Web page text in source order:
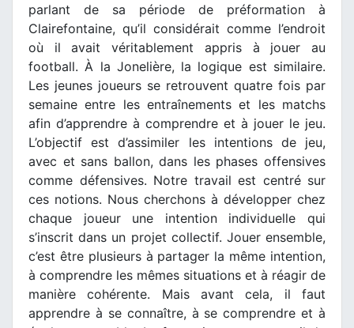
parlant de sa période de préformation à
Clairefontaine, qu’il considérait comme l’endroit
où il avait véritablement appris à jouer au
football. À la Jonelière, la logique est similaire.
Les jeunes joueurs se retrouvent quatre fois par
semaine entre les entraînements et les matchs
afin d’apprendre à comprendre et à jouer le jeu.
L’objectif est d’assimiler les intentions de jeu,
avec et sans ballon, dans les phases offensives
comme défensives. Notre travail est centré sur
ces notions. Nous cherchons à développer chez
chaque joueur une intention individuelle qui
s’inscrit dans un projet collectif. Jouer ensemble,
c’est être plusieurs à partager la même intention,
à comprendre les mêmes situations et à réagir de
manière cohérente. Mais avant cela, il faut
apprendre à se connaître, à se comprendre et à